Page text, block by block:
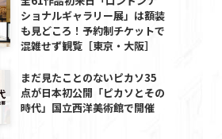
ショナルギャラリー展」は額装
も見どころ！予約制チケットで
混雑せず観覧［東京・大阪］
まだ見たことのないピカソ35
点が日本初公開「ピカソとその
時代」国立西洋美術館で開催